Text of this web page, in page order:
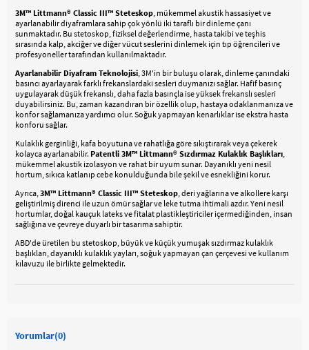
3M™ Littmann® Classic III™ Steteskop , mükemmel akustik hassasiyet ve
ayarlanabilir diyaframlara sahip çok yönlü iki taraflı bir dinleme çanı
sunmaktadır. Bu stetoskop, fiziksel değerlendirme, hasta takibi ve teşhis
sırasında kalp, akciğer ve diğer vücut seslerini dinlemek için tıp öğrencileri ve
profesyoneller tarafından kullanılmaktadır.
Ayarlanabilir Diyafram Teknolojisi , 3M'in bir buluşu olarak, dinleme çanındaki
basıncı ayarlayarak farklı frekanslardaki sesleri duymanızı sağlar. Hafif basınç
uygulayarak düşük frekanslı, daha fazla basınçla ise yüksek frekanslı sesleri
duyabilirsiniz. Bu, zaman kazandıran bir özellik olup, hastaya odaklanmanıza ve
konfor sağlamanıza yardımcı olur. Soğuk yapmayan kenarlıklar ise ekstra hasta
konforu sağlar.
Kulaklık gerginliği, kafa boyutuna ve rahatlığa göre sıkıştırarak veya çekerek
kolayca ayarlanabilir. Patentli 3M™ Littmann® Sızdırmaz Kulaklık Başlıkları
mükemmel akustik izolasyon ve rahat bir uyum sunar. Dayanıklı yeni nesil
hortum, sıkıca katlanıp cebe konulduğunda bile şekil ve esnekliğini korur.
Ayrıca, 3M™ Littmann® Classic III™ Steteskop , deri yağlarına ve alkollere karşı
geliştirilmiş direnci ile uzun ömür sağlar ve leke tutma ihtimali azdır. Yeni nesil
hortumlar, doğal kauçuk lateks ve fitalat plastikleştiriciler içermediğinden, insan
sağlığına ve çevreye duyarlı bir tasarıma sahiptir.
ABD'de üretilen bu stetoskop, büyük ve küçük yumuşak sızdırmaz kulaklık
başlıkları, dayanıklı kulaklık yayları, soğuk yapmayan çan çerçevesi ve kullanım
kılavuzu ile birlikte gelmektedir.
Yorumlar(0)